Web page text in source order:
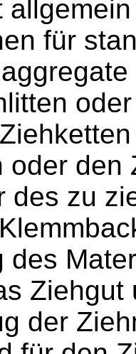
für
oder den
des zu
des
Ziehgut
der